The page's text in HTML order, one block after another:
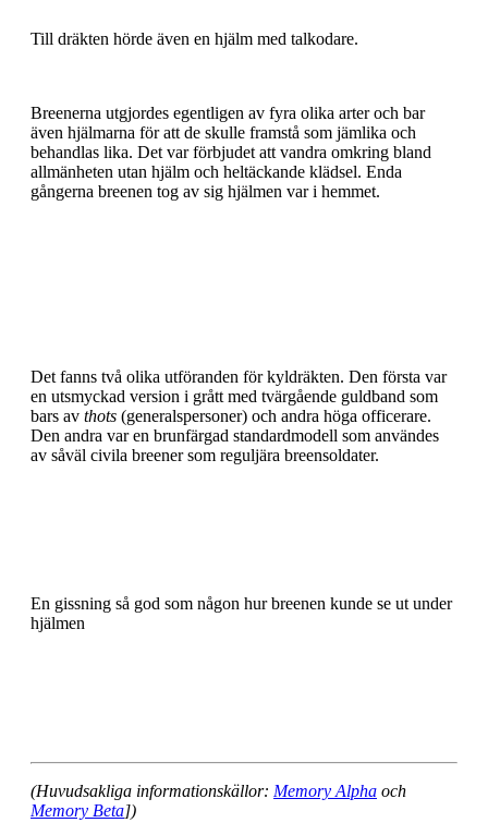
Till dräkten hörde även en hjälm med talkodare.
Breenerna utgjordes egentligen av fyra olika arter och bar
även hjälmarna för att de skulle framstå som jämlika och
behandlas lika. Det var förbjudet att vandra omkring bland
allmänheten utan hjälm och heltäckande klädsel. Enda
gångerna breenen tog av sig hjälmen var i hemmet.
Det fanns två olika utföranden för kyldräkten. Den första var
en utsmyckad version i grått med tvärgående guldband som
bars av thots (generalspersoner) och andra höga officerare.
Den andra var en brunfärgad standardmodell som användes
av såväl civila breener som reguljära breensoldater.
En gissning så god som någon hur breenen kunde se ut under
hjälmen
(Huvudsakliga informationskällor: Memory Alpha och
Memory Beta])